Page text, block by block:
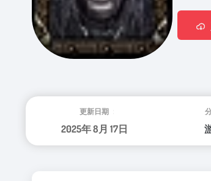
更新日期：
2025年 8月 17日